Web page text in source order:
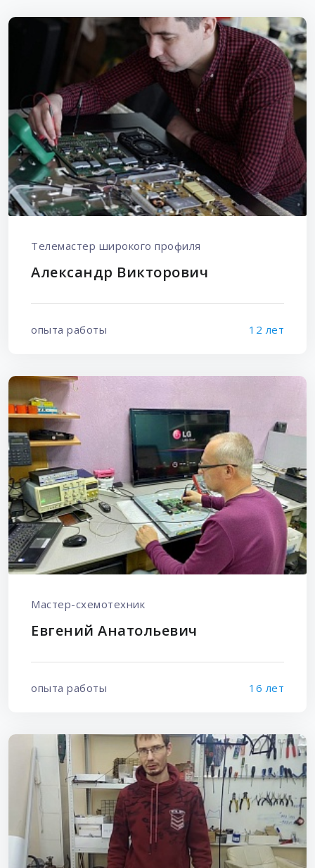
Телемастер широкого профиля
Александр Викторович
опыта работы 12 лет
Мастер-схемотехник
Евгений Анатольевич
опыта работы 16 лет